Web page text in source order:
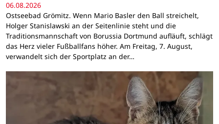
06.08.2026
Ostseebad Grömitz. Wenn Mario Basler den Ball streichelt,
Holger Stanislawski an der Seitenlinie steht und die
Traditionsmannschaft von Borussia Dortmund aufläuft, schlägt
das Herz vieler Fußballfans höher. Am Freitag, 7. August,
verwandelt sich der Sportplatz an der…